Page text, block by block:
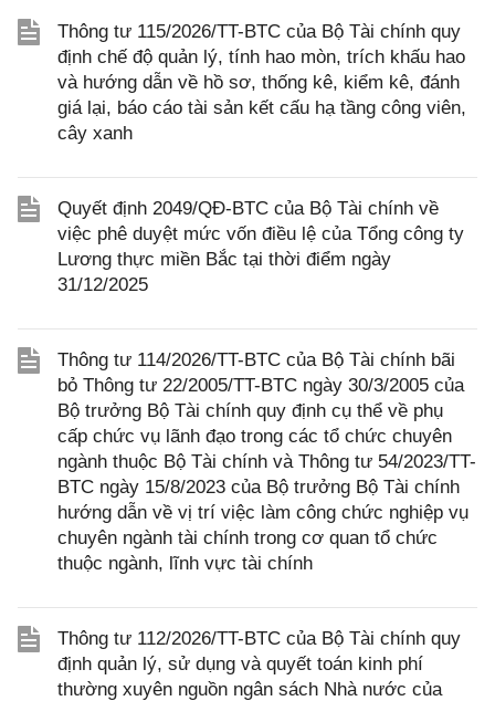
Thông tư 115/2026/TT-BTC của Bộ Tài chính quy
định chế độ quản lý, tính hao mòn, trích khấu hao
và hướng dẫn về hồ sơ, thống kê, kiểm kê, đánh
giá lại, báo cáo tài sản kết cấu hạ tầng công viên,
cây xanh
Quyết định 2049/QĐ-BTC của Bộ Tài chính về
việc phê duyệt mức vốn điều lệ của Tổng công ty
Lương thực miền Bắc tại thời điểm ngày
31/12/2025
Thông tư 114/2026/TT-BTC của Bộ Tài chính bãi
bỏ Thông tư 22/2005/TT-BTC ngày 30/3/2005 của
Bộ trưởng Bộ Tài chính quy định cụ thể về phụ
cấp chức vụ lãnh đạo trong các tổ chức chuyên
ngành thuộc Bộ Tài chính và Thông tư 54/2023/TT-
BTC ngày 15/8/2023 của Bộ trưởng Bộ Tài chính
hướng dẫn về vị trí việc làm công chức nghiệp vụ
chuyên ngành tài chính trong cơ quan tổ chức
thuộc ngành, lĩnh vực tài chính
Thông tư 112/2026/TT-BTC của Bộ Tài chính quy
định quản lý, sử dụng và quyết toán kinh phí
thường xuyên nguồn ngân sách Nhà nước của